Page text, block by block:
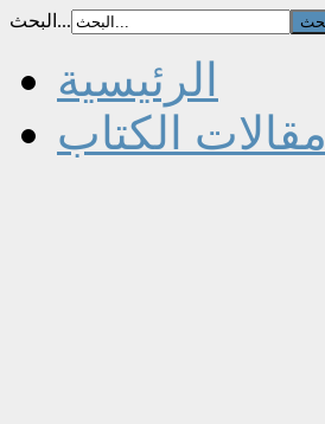
البحث...
الرئيسية
مقالات الكتاب